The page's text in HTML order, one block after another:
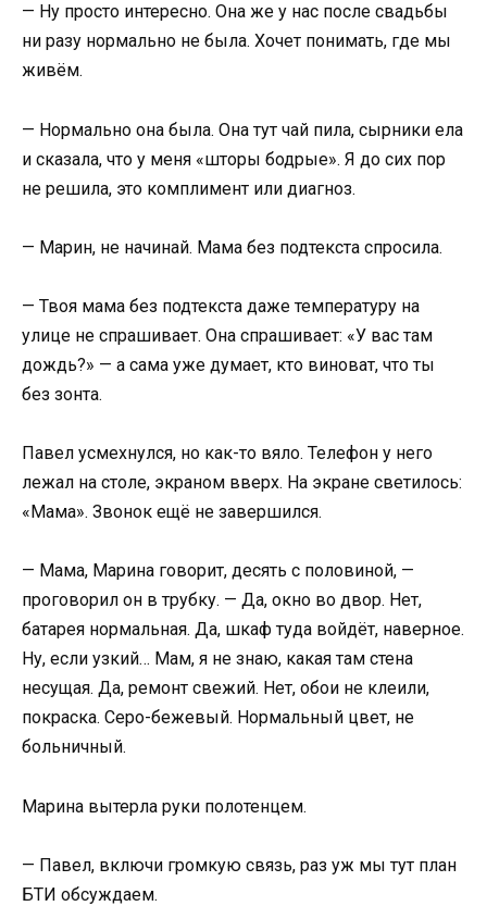
— Ну просто интересно. Она же у нас после свадьбы
ни разу нормально не была. Хочет понимать, где мы
живём.
— Нормально она была. Она тут чай пила, сырники ела
и сказала, что у меня «шторы бодрые». Я до сих пор
не решила, это комплимент или диагноз.
— Марин, не начинай. Мама без подтекста спросила.
— Твоя мама без подтекста даже температуру на
улице не спрашивает. Она спрашивает: «У вас там
дождь?» — а сама уже думает, кто виноват, что ты
без зонта.
Павел усмехнулся, но как-то вяло. Телефон у него
лежал на столе, экраном вверх. На экране светилось:
«Мама». Звонок ещё не завершился.
— Мама, Марина говорит, десять с половиной, —
проговорил он в трубку. — Да, окно во двор. Нет,
батарея нормальная. Да, шкаф туда войдёт, наверное.
Ну, если узкий… Мам, я не знаю, какая там стена
несущая. Да, ремонт свежий. Нет, обои не клеили,
покраска. Серо-бежевый. Нормальный цвет, не
больничный.
Марина вытерла руки полотенцем.
— Павел, включи громкую связь, раз уж мы тут план
БТИ обсуждаем.